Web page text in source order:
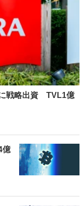
戦略出資 TVL1億
億